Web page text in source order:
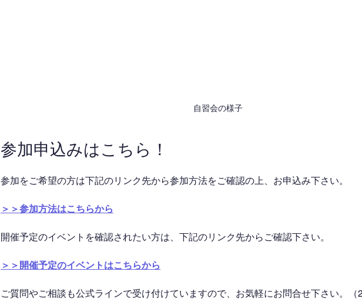
自習会の様子
参加申込みはこちら！
参加をご希望の方は下記のリンク先から参加方法をご確認の上、お申込み下さい。
＞＞参加方法はこちらから
開催予定のイベントを確認されたい方は、下記のリンク先からご確認下さい。
＞＞開催予定のイベントはこちらから
ご質問やご相談も公式ラインで受け付けていますので、お気軽にお問合せ下さい。（